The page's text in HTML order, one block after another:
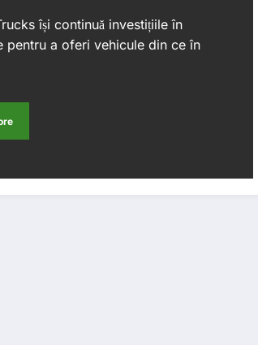
își continuă investițiile în
pentru a oferi vehicule din ce în